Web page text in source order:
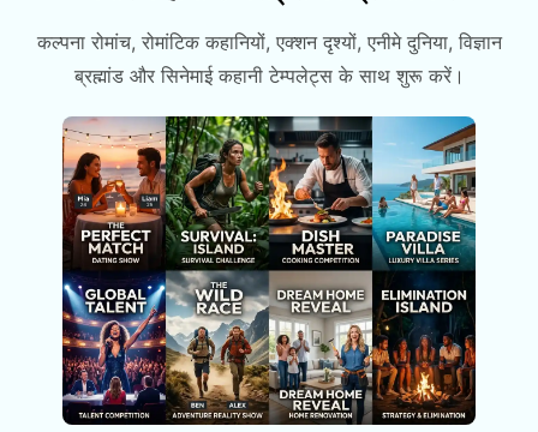
कल्पना रोमांच, रोमांटिक कहानियों, एक्शन दृश्यों, एनीमे दुनिया, विज्ञान
ब्रह्मांड और सिनेमाई कहानी टेम्पलेट्स के साथ शुरू करें।